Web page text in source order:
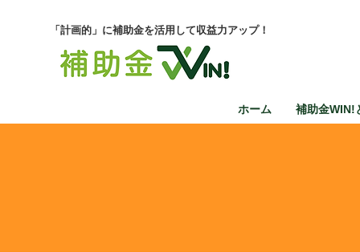
「計画的」に補助金を活用して収益力アップ！
ホーム 補助金WIN!